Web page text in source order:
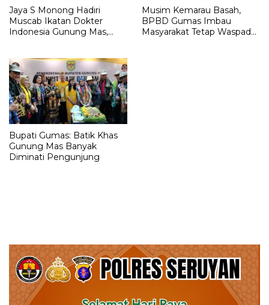
Jaya S Monong Hadiri
Muscab Ikatan Dokter
Indonesia Gunung Mas,
Kesehatan
Musim Kemarau Basah,
BPBD Gumas Imbau
Masyarakat Tetap Waspada
Bupati Gumas: Batik Khas
Gunung Mas Banyak
Diminati Pengunjung